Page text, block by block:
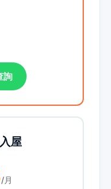
詢
屋
/月